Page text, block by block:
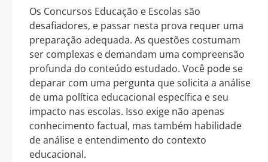
Os Concursos Educação e Escolas são
desafiadores, e passar nesta prova requer uma
preparação adequada. As questões costumam
ser complexas e demandam uma compreensão
profunda do conteúdo estudado. Você pode se
deparar com uma pergunta que solicita a análise
de uma política educacional específica e seu
impacto nas escolas. Isso exige não apenas
conhecimento factual, mas também habilidade
de análise e entendimento do contexto
educacional.